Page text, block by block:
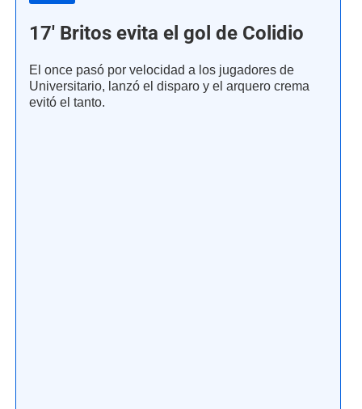
17' Britos evita el gol de Colidio
El once pasó por velocidad a los jugadores de
Universitario, lanzó el disparo y el arquero crema
evitó el tanto.